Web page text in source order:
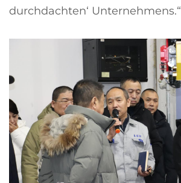
durchdachten‘ Unternehmens.“